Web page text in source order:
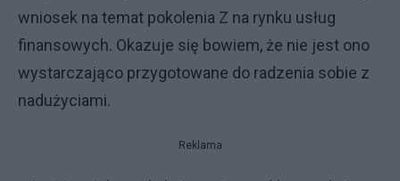
wniosek na temat pokolenia Z na rynku usług
finansowych. Okazuje się bowiem, że nie jest ono
wystarczająco przygotowane do radzenia sobie z
nadużyciami.
Reklama